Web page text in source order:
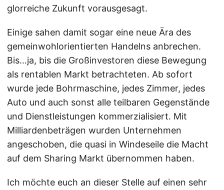
glorreiche Zukunft vorausgesagt.
Einige sahen damit sogar eine neue Ära des
gemeinwohlorientierten Handelns anbrechen.
Bis…ja, bis die Großinvestoren diese Bewegung
als rentablen Markt betrachteten. Ab sofort
wurde jede Bohrmaschine, jedes Zimmer, jedes
Auto und auch sonst alle teilbaren Gegenstände
und Dienstleistungen kommerzialisiert. Mit
Milliardenbeträgen wurden Unternehmen
angeschoben, die quasi in Windeseile die Macht
auf dem Sharing Markt übernommen haben.
Ich möchte euch an dieser Stelle auf einen sehr